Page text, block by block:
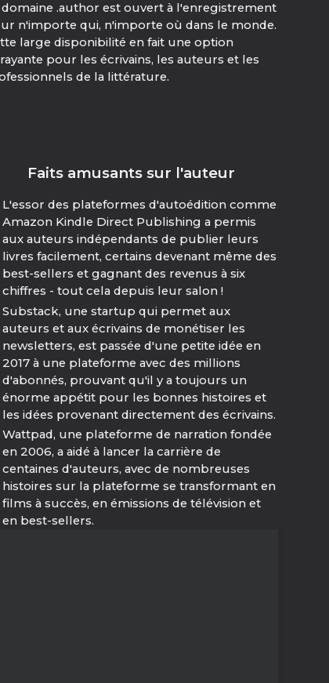
domaine .author est ouvert à l'enregistrement
n'importe qui, n'importe où dans le monde.
large disponibilité en fait une option
pour les écrivains, les auteurs et les
de la littérature.
Faits amusants sur l'auteur
L'essor des plateformes d'autoédition comme
Amazon Kindle Direct Publishing a permis
aux auteurs indépendants de publier leurs
livres facilement, certains devenant même des
best-sellers et gagnant des revenus à six
chiffres - tout cela depuis leur salon !
Substack, une startup qui permet aux
auteurs et aux écrivains de monétiser les
newsletters, est passée d'une petite idée en
2017 à une plateforme avec des millions
d'abonnés, prouvant qu'il y a toujours un
énorme appétit pour les bonnes histoires et
les idées provenant directement des écrivains.
Wattpad, une plateforme de narration fondée
en 2006, a aidé à lancer la carrière de
centaines d'auteurs, avec de nombreuses
histoires sur la plateforme se transformant en
films à succès, en émissions de télévision et
en best-sellers.